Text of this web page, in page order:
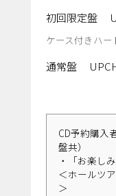
初回限定盤
ケース付きハ
通常盤
CD予約購入
盤共）
・「お楽し
＜ホールツ
＞